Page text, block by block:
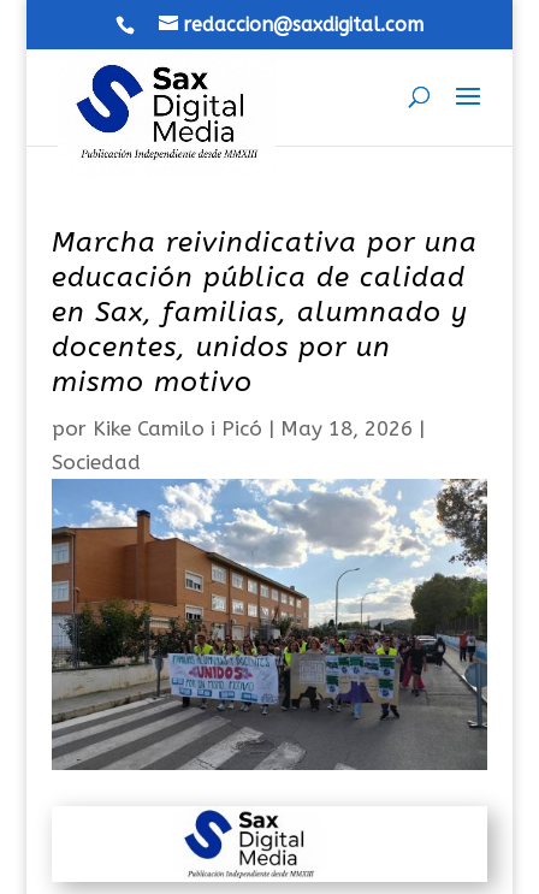
redaccion@saxdigital.com
Marcha reivindicativa por una
educación pública de calidad
en Sax, familias, alumnado y
docentes, unidos por un
mismo motivo
por Kike Camilo i Picó | May 18, 2026 |
Sociedad